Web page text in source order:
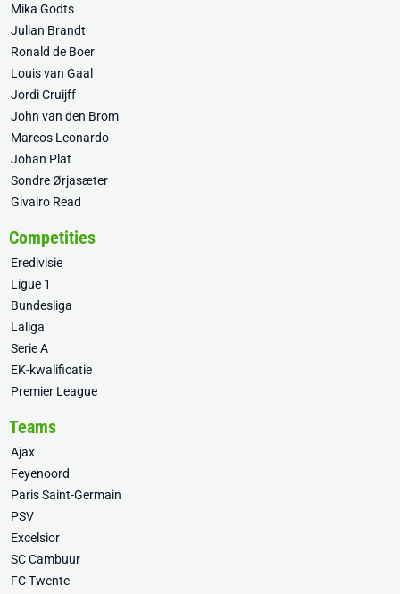
Mika Godts
Julian Brandt
Ronald de Boer
Louis van Gaal
Jordi Cruijff
John van den Brom
Marcos Leonardo
Johan Plat
Sondre Ørjasæter
Givairo Read
Competities
Eredivisie
Ligue 1
Bundesliga
Laliga
Serie A
EK-kwalificatie
Premier League
Teams
Ajax
Feyenoord
Paris Saint-Germain
PSV
Excelsior
SC Cambuur
FC Twente